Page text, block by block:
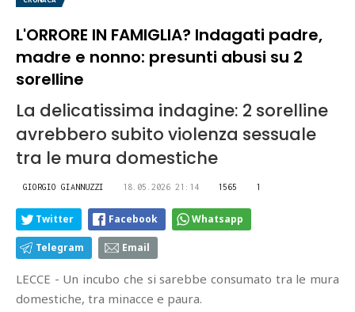
L'ORRORE IN FAMIGLIA? Indagati padre,
madre e nonno: presunti abusi su 2
sorelline
La delicatissima indagine: 2 sorelline
avrebbero subito violenza sessuale
tra le mura domestiche
GIORGIO GIANNUZZI 18.05.2026 21:14 1565 1
Twitter Facebook Whatsapp
Telegram Email
LECCE - Un incubo che si sarebbe consumato tra le mura
domestiche, tra minacce e paura.